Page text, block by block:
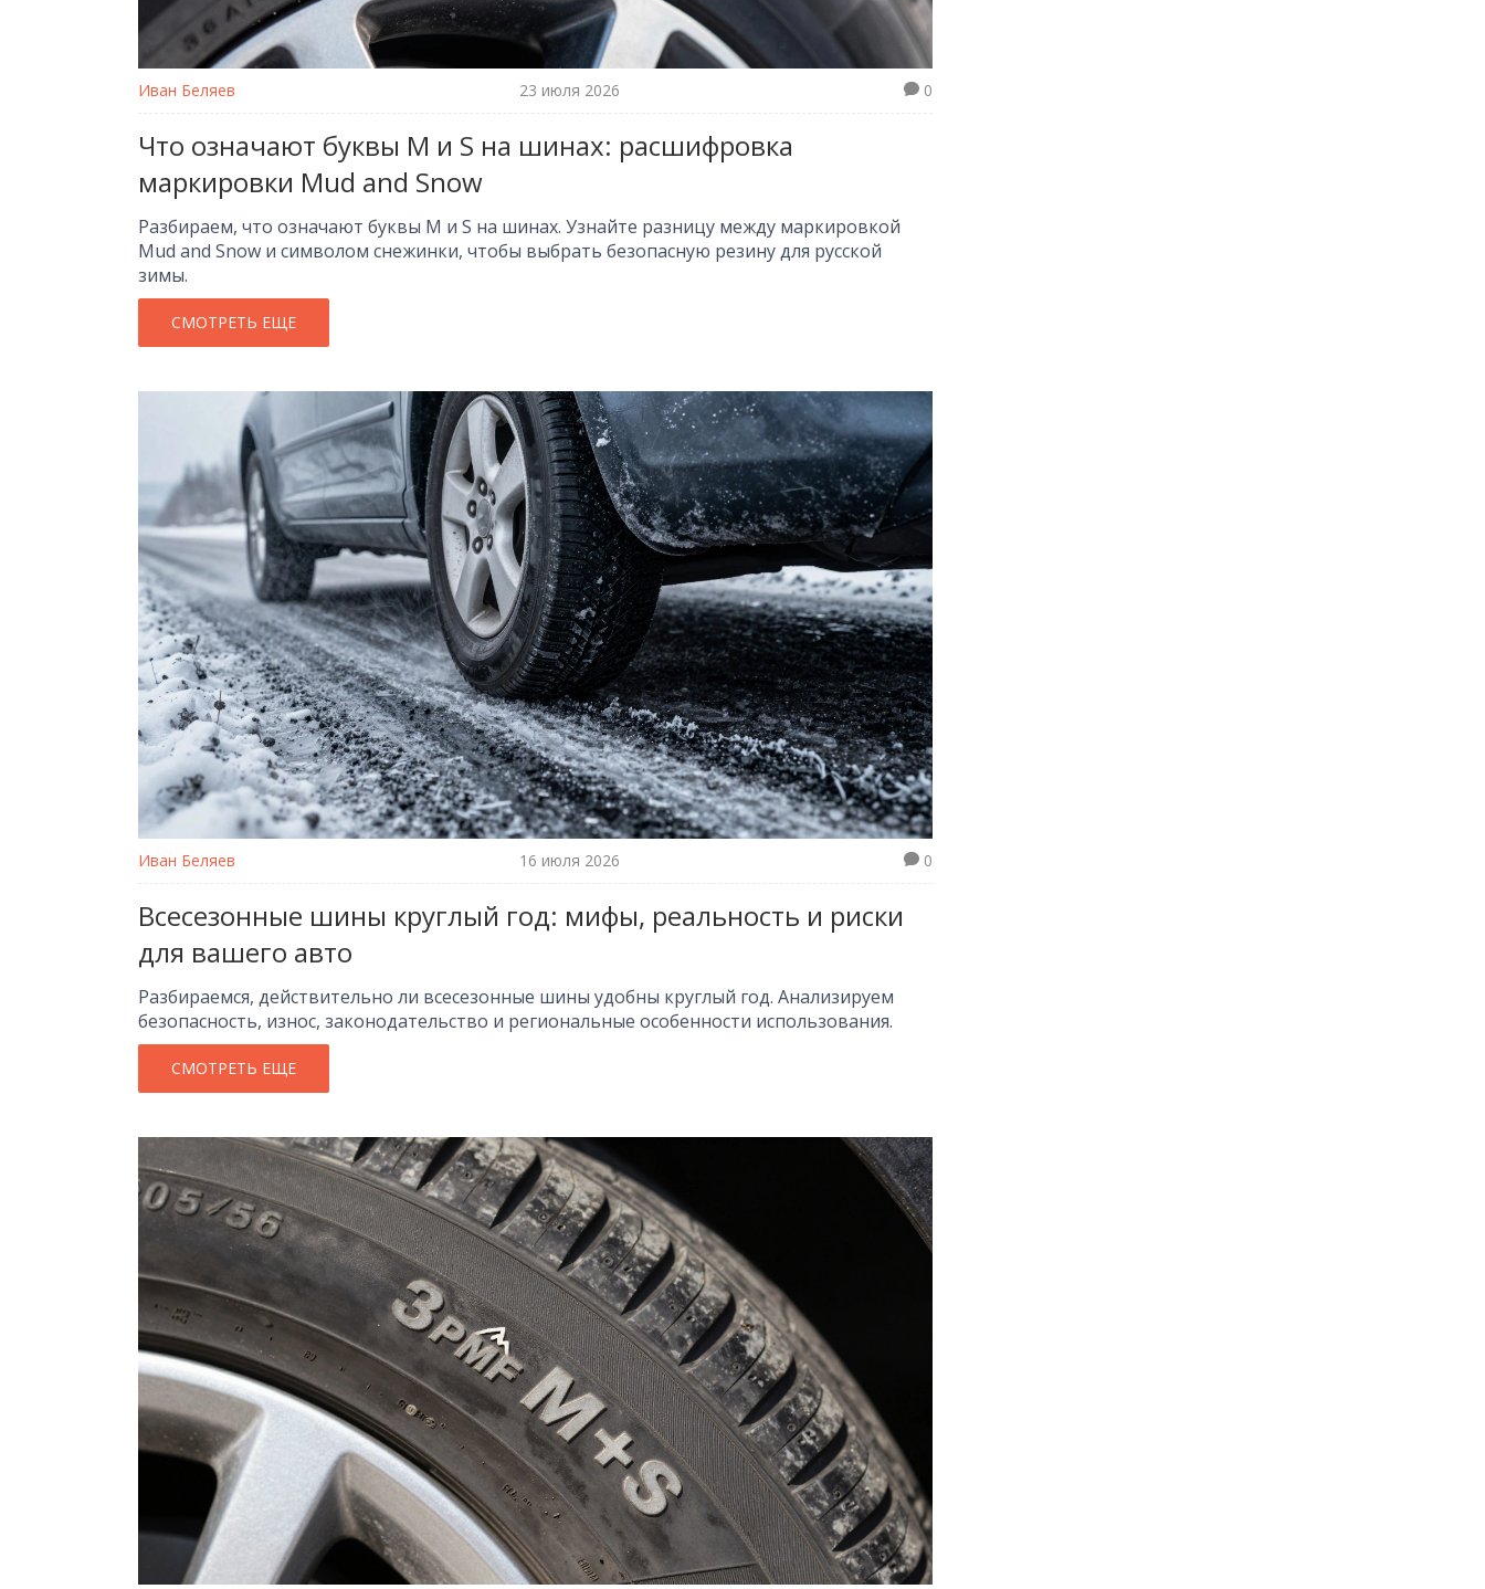
Иван Беляев 23 июля 2026 0
Что означают буквы M и S на шинах: расшифровка
маркировки Mud and Snow
Разбираем, что означают буквы M и S на шинах. Узнайте разницу между маркировкой
Mud and Snow и символом снежинки, чтобы выбрать безопасную резину для русской
зимы.
СМОТРЕТЬ ЕЩЕ
Иван Беляев 16 июля 2026 0
Всесезонные шины круглый год: мифы, реальность и риски
для вашего авто
Разбираемся, действительно ли всесезонные шины удобны круглый год. Анализируем
безопасность, износ, законодательство и региональные особенности использования.
СМОТРЕТЬ ЕЩЕ